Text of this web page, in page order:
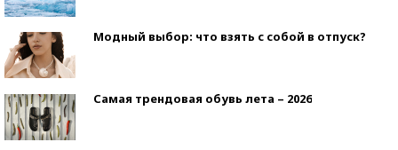
Модный выбор: что взять с собой в отпуск?
Самая трендовая обувь лета – 2026